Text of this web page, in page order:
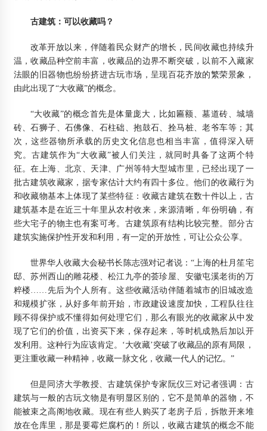
古建筑：可以收藏吗？
改革开放以来，伴随着民众财产的增长，民间收藏也持续升
温，收藏品种空前丰富，收藏品的边界不断突破，以前不入藏家
法眼的旧器物也纷纷挤进古玩市场，呈现百花齐放的繁荣景象，
由此出现了“大收藏”的概念。
“大收藏”的概念首先是体量庞大，比如匾额、墓道砖、城墙
砖、石狮子、石佛像、石柱础、抱鼓石、拴马桩、老爷车等；其
次，这些器物所承载的历史文化信息也相当丰富，值得深入研
究。古建筑作为“大收藏”被人们关注，就同时具备了这两个特
征。在上海、北京、天津、广州等特大型城市里，已经出现了一
批古建筑收藏家，据专家估计大约有四十多位。他们的收藏行为
和收藏物基本上体现了某些特征：收藏古建筑在数十件以上，古
建筑基本是在近三十年里从农村收来，来源清晰，年份明确，有
些大宅子的物主也有案可考。古建筑原有结构比较完整。部分古
建筑实施保护性开发和利用，有一定的开放性，可让公众公享。
世界华人收藏大会秘书长陈志强对记者说：“上海的杜月笙宅
邸、苏州西山的雕花楼、松江九亭的荟珍屋、安徽屯溪老街的万
粹楼……先后为个人所有。这些收藏活动伴随着城市的旧城改造
和规模扩张，从好多年前开始，市政建设速度加快，工程队往往
顾不得保护或不懂得如何处理它们，那么有眼光的收藏家从中发
现了它们的价值，出资买下来，保存起来，等时机成熟后加以开
发利用。这种行为应该肯定。‘大收藏’突破了收藏品的原有局限，
更注重收藏一种精神，收藏一脉文化，收藏一代人的记忆。”
但是同济大学教授、古建筑保护专家阮仪三对记者强调：古
建筑与一般的古玩文物是有明显区别的，它不是简单的器物，不
能被束之高阁地收藏。现在有些人购买了老房子后，拆散开来堆
放在仓库里，那是要霉烂腐朽的！所以，收藏古建筑的概念不能